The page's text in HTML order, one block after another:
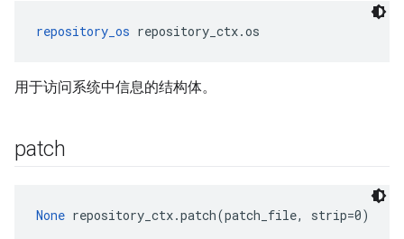
repository_os repository_ctx.os
用于访问系统中信息的结构体。
patch
None repository_ctx.patch(patch_file, strip=0)